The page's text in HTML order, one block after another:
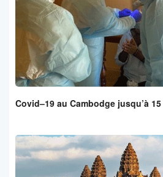
Covid–19 au Cambodge jusqu’à 15